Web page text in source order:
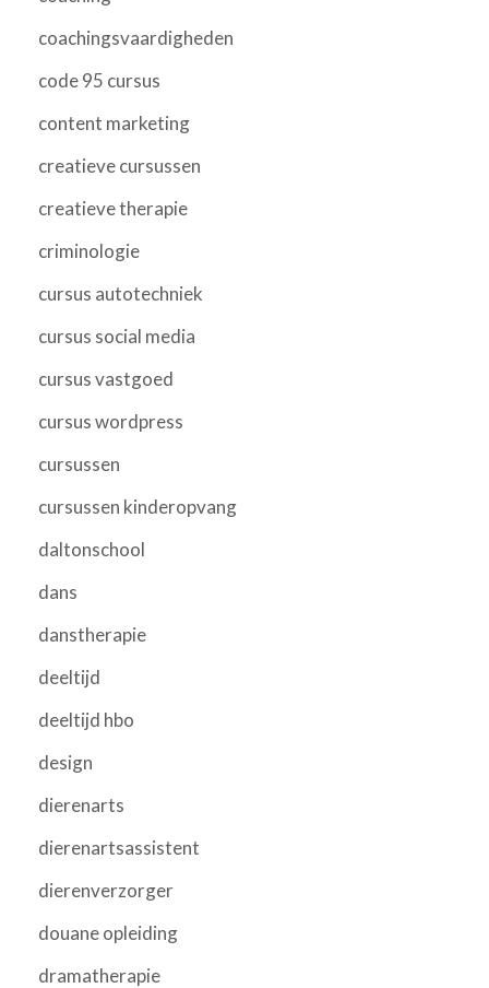
coachingsvaardigheden
code 95 cursus
content marketing
creatieve cursussen
creatieve therapie
criminologie
cursus autotechniek
cursus social media
cursus vastgoed
cursus wordpress
cursussen
cursussen kinderopvang
daltonschool
dans
danstherapie
deeltijd
deeltijd hbo
design
dierenarts
dierenartsassistent
dierenverzorger
douane opleiding
dramatherapie